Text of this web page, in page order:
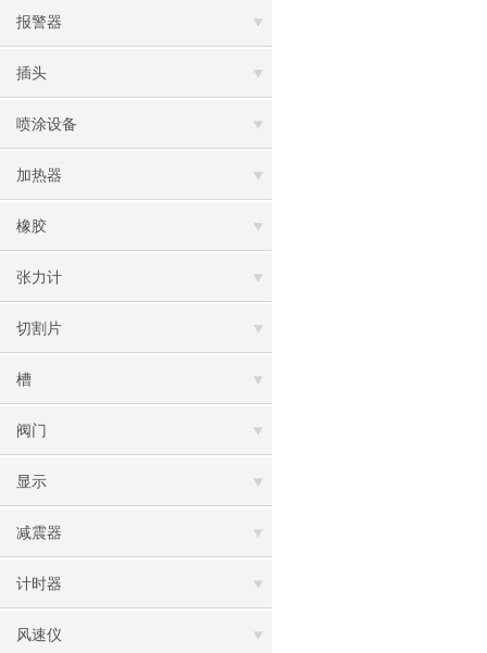
报警器
插头
喷涂设备
加热器
橡胶
张力计
切割片
槽
阀门
显示
减震器
计时器
风速仪